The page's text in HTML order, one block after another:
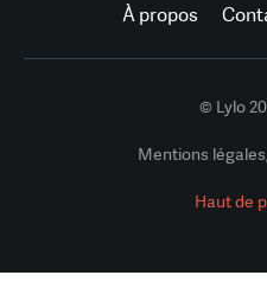
À propos
© Lylo
Mentions
Haut de